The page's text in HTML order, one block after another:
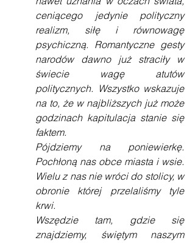
ceniącego jedynie polityczny
realizm, siłę i równowagę
psychiczną. Romantyczne gesty
narodów dawno już straciły w
świecie wagę atutów
politycznych. Wszystko wskazuje
na to, że w najbliższych już może
godzinach kapitulacja stanie się
faktem.
Pójdziemy na poniewierkę.
Pochłoną nas obce miasta i wsie.
Wielu z nas nie wróci do stolicy, w
obronie której przelaliśmy tyle
krwi.
Wszędzie tam, gdzie się
znajdziemy, świętym naszym